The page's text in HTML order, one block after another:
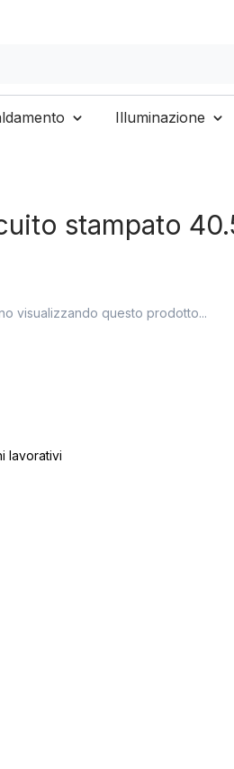
Illuminazione
stampato
visualizzando questo prodotto...
lavorativi